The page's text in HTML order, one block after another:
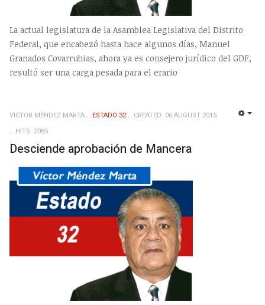
La actual legislatura de la Asamblea Legislativa del Distrito
Federal, que encabezó hasta hace algunos días, Manuel
Granados Covarrubias, ahora ya es consejero jurídico del GDF,
resultó ser una carga pesada para el erario
VICTOR MÉNDEZ MARTA ESTADO 32
CREATED: 06 AUGUST 2015
HITS: 2085
Desciende aprobación de Mancera